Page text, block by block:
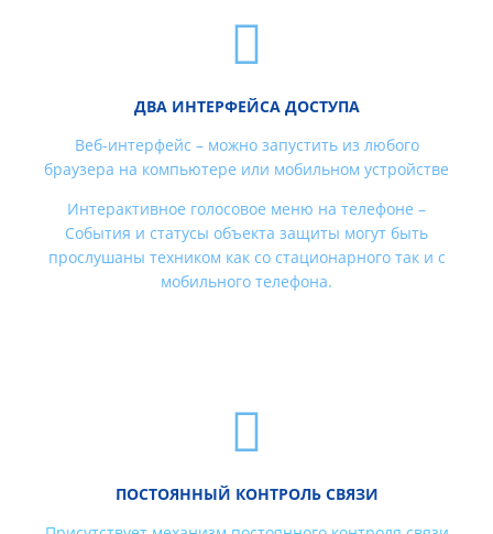
ДВА ИНТЕРФЕЙСА ДОСТУПА
Веб-интерфейс – можно запустить из любого
браузера на компьютере или мобильном устройстве
Интерактивное голосовое меню на телефоне –
События и статусы объекта защиты могут быть
прослушаны техником как со стационарного так и с
мобильного телефона.
ПОСТОЯННЫЙ КОНТРОЛЬ СВЯЗИ